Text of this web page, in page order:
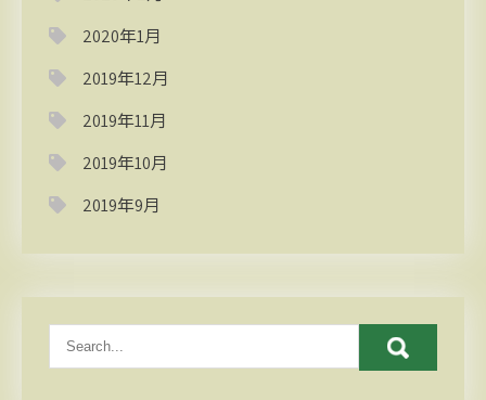
2020年1月
2019年12月
2019年11月
2019年10月
2019年9月